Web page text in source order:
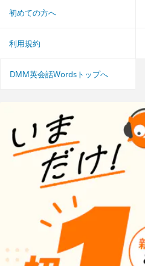
初めての方へ
利用規約
DMM英会話Wordsトップへ